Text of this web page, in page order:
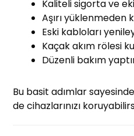
Kaliteli sigorta ve
Aşırı yüklenmeden
Eski kabloları
Kaçak akım rölesi
Düzenli bakım
Bu basit adımlar
de cihazlarınızı